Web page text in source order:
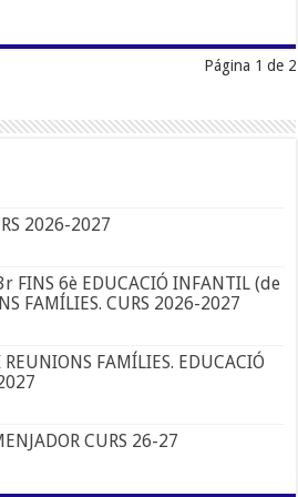
Página 1 de 2
2026-2027
FINS 6è EDUCACIÓ INFANTIL (de
FAMÍLIES. CURS 2026-2027
FAMÍLIES. EDUCACIÓ
CURS 26-27